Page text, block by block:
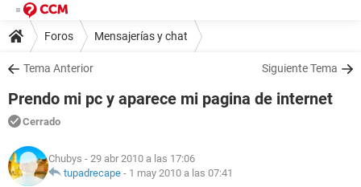
Foros Mensajerías y chat
Tema Anterior Siguiente Tema
Prendo mi pc y aparece mi pagina de internet
Cerrado
Chubys - 29 abr 2010 a las 17:06
tupadrecape - 1 may 2010 a las 07:41